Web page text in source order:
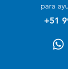
para
+51